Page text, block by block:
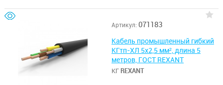
Артикул: 071183
Кабель промышленный гибкий
КГтп-ХЛ 5х2,5 мм², длина 5
метров, ГОСТ REXANT
КГ REXANT